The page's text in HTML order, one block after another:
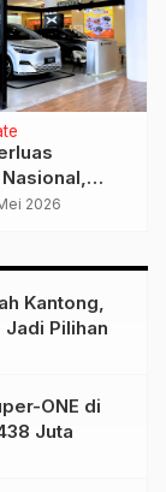
up Booth
2026
Kantong,
Pilihan
ONE di
Juta